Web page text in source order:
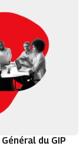
du GIP